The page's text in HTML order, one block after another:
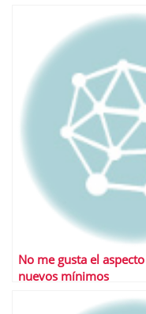
No me gusta el
nuevos mínimos